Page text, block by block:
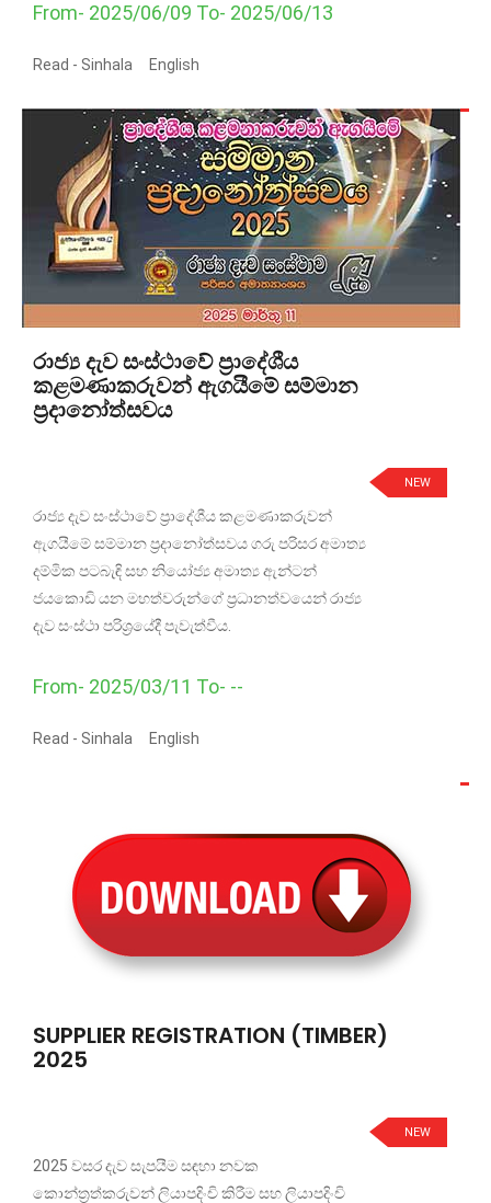
From- 2025/06/09 To- 2025/06/13
Read - Sinhala English
රාජ්‍ය දැව සංස්ථාවේ ප්‍රාදේශීය
කළමණාකරුවන් ඇගයීමේ සම්මාන
ප්‍රදානෝත්සවය
NEW
රාජ්‍ය දැව සංස්ථාවේ ප්‍රාදේශීය කළමණාකරුවන්
ඇගයීමේ සම්මාන ප්‍රදානෝත්සවය ගරු පරිසර අමාත්‍ය
දම්මික පටබැඳි සහ නියෝජ්‍ය අමාත්‍ය ඇන්ටන්
ජයකොඩි යන මහත්වරුන්ගේ ප්‍රධානත්වයෙන් රාජ්‍ය
දැව සංස්ථා පරිශ්‍රයේදී පැවැත්වීය.
From- 2025/03/11 To- --
Read - Sinhala English
SUPPLIER REGISTRATION (TIMBER)
2025
NEW
2025 වසර දැව සැපයීම සඳහා නවක
කොන්ත්‍රත්කරුවන් ලියාපදිංචි කිරීම සහ ලියාපදිංචි